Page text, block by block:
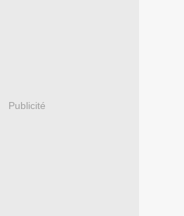
Publicité